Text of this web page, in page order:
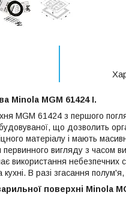
Minola MGM 61424 I.
MGM 61424 з першого
що дозволить
матеріалу і мають
вигляду з часом
використання небезпечних
кухні. В разі згасання
поверхні Minola